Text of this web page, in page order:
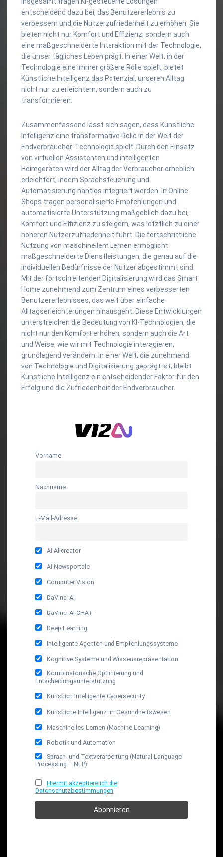
entscheidend dazu bei, das Benutzererlebnis zu
verbessern und die Nutzerzufriedenheit zu erhöhen. Sie
bieten nicht nur Komfort und Effizienz, sondern auch
eine maßgeschneiderte Interaktion mit der Technologie,
die unser tägliches Leben prägt. In einer Welt, in der
Technologie eine immer größere Rolle spielt, bietet
Künstliche Intelligenz das Potenzial, unseren Alltag
nicht nur zu erleichtern, sondern auch zu
transformieren.
Zusammenfassend lässt sich sagen, dass Künstliche
Intelligenz eine transformative Rolle in der Welt der
Endverbraucher-Technologie spielt. Durch den Einsatz
von virtuellen Assistenten und intelligenten
Heimgeräten wird der Alltag der Verbraucher erheblich
erleichtert, indem Sprachsteuerung und
Automatisierung nahtlos integriert werden. In Online-
Shops tragen personalisierte Empfehlungen und
automatisierte Unterstützung maßgeblich dazu bei,
Komfort und Effizienz zu steigern, was letztlich zu einer
höheren Nutzerzufriedenheit führt. Die fortschrittliche
Nutzung von maschinellem Lernen ermöglicht
maßgeschneiderte Dienstleistungen, die genau auf die
individuellen Bedürfnisse der Nutzer abgestimmt sind.
Mit der fortschreitenden Digitalisierung wird das Smart
Home zunehmend zum Zentrum eines verbesserten
Benutzererlebnisses, das weit über einfache
Alltagserleichterungen hinausgeht. Diese Entwicklungen
unterstreichen die Bedeutung von KI-Technologien, die
nicht nur den Komfort erhöhen, sondern auch die Art
und Weise, wie wir mit Technologie interagieren,
grundlegend verändern. In einer Welt, die zunehmend
von Technologie und Digitalisierung geprägt ist, bleibt
Künstliche Intelligenz ein entscheidender Faktor für den
Erfolg und die Zufriedenheit der Endverbraucher.
Vorname
Nachname
E-Mail-Adresse
AI Allcreator
AI Newsportale
Computer Vision
DaVinci AI
DaVinci AI CHAT
Deep Learning
Intelligente Agenten und Empfehlungssysteme
Kognitive Systeme und Wissensrepräsentation
Kombinatorische Optimierung und
Entscheidungsunterstützung
Künstlich Intelligente Cybersecurity
Künstliche Intelligenz im Gesundheitswesen
Maschinelles Lernen (Machine Learning)
Robotik und Automation
Sprach- und Textverarbeitung (Natural Language
Processing – NLP)
Hiermit akzeptiere ich die
Datenschutzbestimmungen